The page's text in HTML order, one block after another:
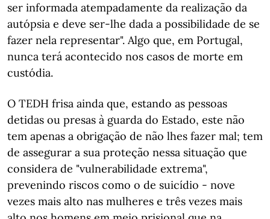
ser informada atempadamente da realização da
autópsia e deve ser-lhe dada a possibilidade de se
fazer nela representar". Algo que, em Portugal,
nunca terá acontecido nos casos de morte em
custódia.
O TEDH frisa ainda que, estando as pessoas
detidas ou presas à guarda do Estado, este não
tem apenas a obrigação de não lhes fazer mal; tem
de assegurar a sua proteção nessa situação que
considera de "vulnerabilidade extrema",
prevenindo riscos como o de suicídio - nove
vezes mais alto nas mulheres e três vezes mais